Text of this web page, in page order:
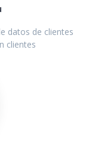
datos de clientes
clientes